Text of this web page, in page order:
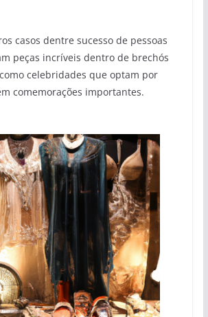
casos dentre sucesso de pessoas
peças incríveis dentro de brechós
celebridades que optam por
comemorações importantes.